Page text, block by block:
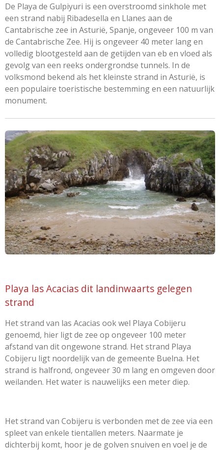
De Playa de Gulpiyuri is een overstroomd sinkhole met
een strand nabij Ribadesella en Llanes aan de
Cantabrische zee in Asturië, Spanje, ongeveer 100 m van
de Cantabrische Zee. Hij is ongeveer 40 meter lang en
volledig blootgesteld aan de getijden van eb en vloed als
gevolg van een reeks ondergrondse tunnels. In de
volksmond bekend als het kleinste strand in Asturië, is
een populaire toeristische bestemming en een natuurlijk
monument.
Playa las Acacias dit landinwaarts gelegen
strand
Het strand van las Acacias ook wel Playa Cobijeru
genoemd, hier ligt de zee op ongeveer 100 meter
afstand van dit ongewone strand. Het strand Playa
Cobijeru ligt noordelijk van de gemeente Buelna. Het
strand is halfrond, ongeveer 30 m lang en omgeven door
weilanden. Het water is nauwelijks een meter diep.
Het strand van Cobijeru is verbonden met de zee via een
spleet van enkele tientallen meters. Naarmate je
dichterbij komt, hoor je de golven snuiven en voel je de